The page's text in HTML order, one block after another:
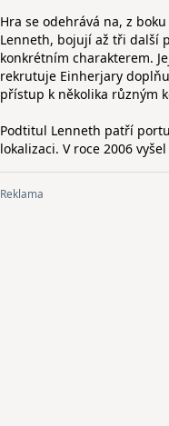
Hra se odehrává na, z
Lenneth, bojují až tři další
konkrétním charakterem.
rekrutuje Einherjary
přístup k několika různým
Podtitul Lenneth patří
lokalizaci. V roce 2006